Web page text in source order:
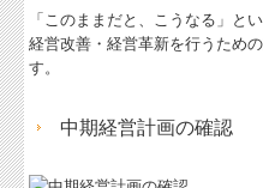
「このままだと、こうなる」と
経営改善・経営革新を行うため
す。
中期経営計画の確認